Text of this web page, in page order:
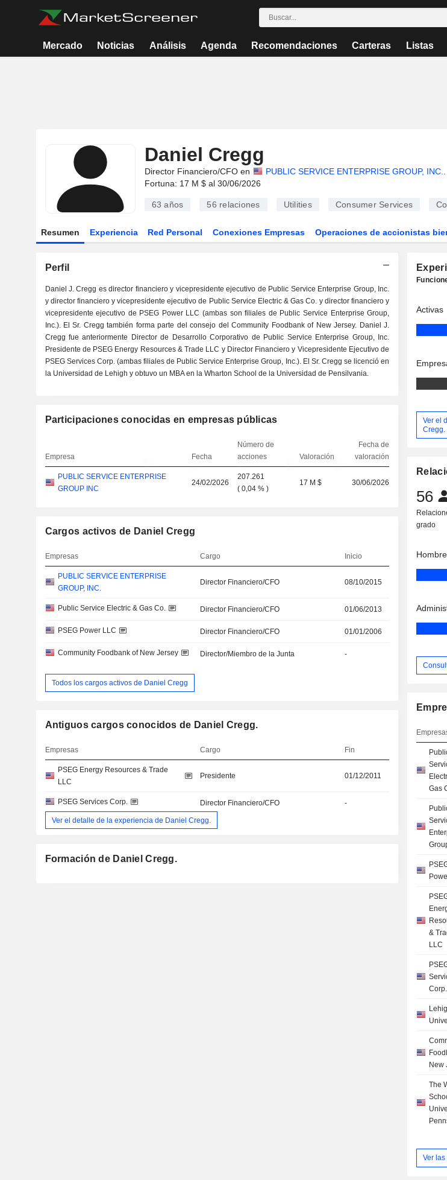
Mercado Noticias Análisis Agenda Recomendaciones Carteras Listas
Daniel Cregg
Director Financiero/CFO en PUBLIC SERVICE ENTERPRISE GROUP, INC.
Fortuna: 17 M $ al 30/06/2026
63 años 56 relaciones Utilities Consumer Services
Resumen Experiencia Red Personal Conexiones Empresas Operaciones de accionistas
Perfil
Daniel J. Cregg es director financiero y vicepresidente ejecutivo de Public Service Enterprise Group, Inc.
y director financiero y vicepresidente ejecutivo de Public Service Electric & Gas Co. y director financiero y
vicepresidente ejecutivo de PSEG Power LLC (ambas son filiales de Public Service Enterprise Group,
Inc.). El Sr. Cregg también forma parte del consejo del Community Foodbank of New Jersey. Daniel J.
Cregg fue anteriormente Director de Desarrollo Corporativo de Public Service Enterprise Group, Inc.
Presidente de PSEG Energy Resources & Trade LLC y Director Financiero y Vicepresidente Ejecutivo de
PSEG Services Corp. (ambas filiales de Public Service Enterprise Group, Inc.). El Sr. Cregg se licenció en
la Universidad de Lehigh y obtuvo un MBA en la Wharton School de la Universidad de Pensilvania.
Participaciones conocidas en empresas públicas
Empresa Fecha
Número de
acciones
Valoración
Fecha de
valoración
PUBLIC SERVICE ENTERPRISE
GROUP INC
24/02/2026
207.261
(0,04 % )
17 M $ 30/06/2026
Cargos activos de Daniel Cregg
Empresas Cargo Inicio
PUBLIC SERVICE ENTERPRISE
GROUP, INC.
Director Financiero/CFO 08/10/2015
Public Service Electric & Gas Co. Director Financiero/CFO 01/06/2013
PSEG Power LLC Director Financiero/CFO 01/01/2006
Community Foodbank of New Jersey Director/Miembro de la Junta -
Todos los cargos activos de Daniel Cregg
Antiguos cargos conocidos de Daniel Cregg.
Empresas Cargo Fin
PSEG Energy Resources & Trade
LLC
Presidente 01/12/2011
PSEG Services Corp. Director Financiero/CFO
-
Ver el detalle de la experiencia de Daniel Cregg.
Formación de Daniel Cregg.
Activas
Ver el
Cregg.
56
grado
Hombre
Gas
&
LLC
Corp.
New
The
Ver